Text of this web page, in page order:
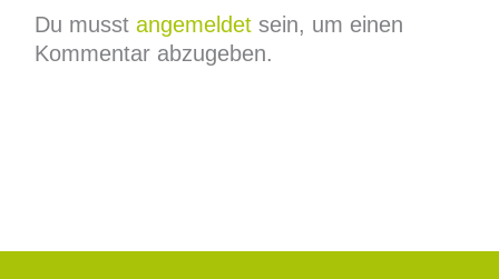
Du musst angemeldetsein, um einen
Kommentar abzugeben.